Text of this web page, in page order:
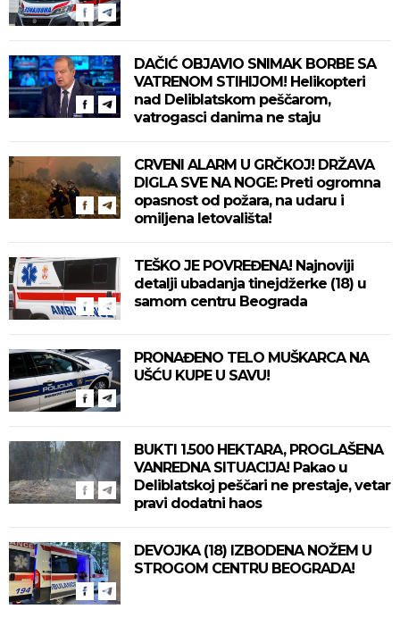
DAČIĆ OBJAVIO SNIMAK BORBE SA
VATRENOM STIHIJOM! Helikopteri
nad Deliblatskom peščarom,
vatrogasci danima ne staju
CRVENI ALARM U GRČKOJ! DRŽAVA
DIGLA SVE NA NOGE: Preti ogromna
opasnost od požara, na udaru i
omiljena letovališta!
TEŠKO JE POVREĐENA! Najnoviji
detalji ubadanja tinejdžerke (18) u
samom centru Beograda
PRONAĐENO TELO MUŠKARCA NA
UŠĆU KUPE U SAVU!
BUKTI 1.500 HEKTARA, PROGLAŠENA
VANREDNA SITUACIJA! Pakao u
Deliblatskoj peščari ne prestaje, vetar
pravi dodatni haos
DEVOJKA (18) IZBODENA NOŽEM U
STROGOM CENTRU BEOGRADA!